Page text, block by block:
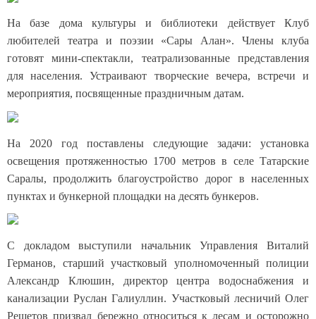
На базе дома культуры и библиотеки действует Клуб
любителей театра и поэзии «Сары Алан». Члены клуба
готовят мини-спектакли, театрализованные представления
для населения. Устраивают творческие вечера, встречи и
мероприятия, посвященные праздничным датам.
На 2020 год поставлены следующие задачи: установка
освещения протяженностью 1700 метров в селе Татарские
Саралы, продолжить благоустройство дорог в населенных
пунктах и бункерной площадки на десять бункеров.
С докладом выступили начальник Управления Виталий
Германов, старший участковый уполномоченный полиции
Александр Клюшин, директор центра водоснабжения и
канализации Руслан Галиуллин. Участковый лесничий Олег
Решетов призвал бережно относиться к лесам и осторожно